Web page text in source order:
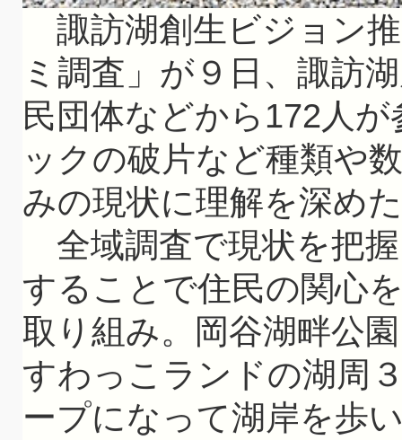
諏訪湖創生ビジョン
ミ調査」が９日、諏訪
民団体などから172人
ックの破片など種類や
みの現状に理解を深め
全域調査で現状を把
することで住民の関心
取り組み。岡谷湖畔公
すわっこランドの湖周
ープになって湖岸を歩